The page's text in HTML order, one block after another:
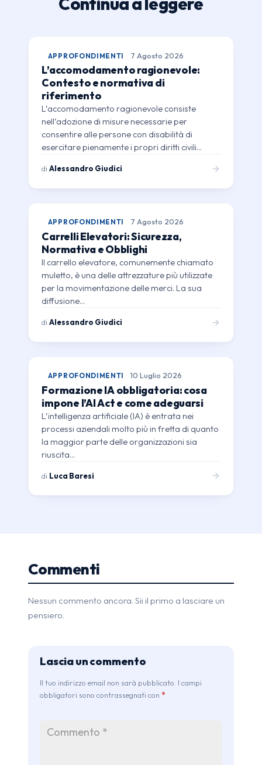
APPROFONDIMENTI 7 Agosto 2026
L’accomodamento ragionevole:
Contesto e normativa di
riferimento
L’accomodamento ragionevole consiste
nell’adozione di misure necessarie per
consentire alle persone con disabilità di
esercitare pienamente i propri diritti civili…
diAlessandro Giudici
APPROFONDIMENTI 7 Agosto 2026
Carrelli Elevatori: Sicurezza,
Normativa e Obblighi
Il carrello elevatore, comunemente chiamato
muletto, è una delle attrezzature più utilizzate
per la movimentazione delle merci. La sua
diffusione…
diAlessandro Giudici
APPROFONDIMENTI 10 Luglio 2026
Formazione IA obbligatoria: cosa
impone l’AI Act e come adeguarsi
L’intelligenza artificiale (IA) è entrata nei
processi aziendali molto più in fretta di quanto
la maggior parte delle organizzazioni sia
riuscita…
di Luca Baresi
Commenti
Nessun commento ancora. Sii il primo a lasciare un
pensiero.
Lascia un commento
Il tuo indirizzo email non sarà pubblicato. I campi
obbligatori sono contrassegnati con *